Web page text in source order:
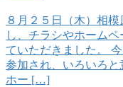
８月２５日（木）相
し、チラシやホーム
ていただきました。
参加され、いろいろ
ホー […]